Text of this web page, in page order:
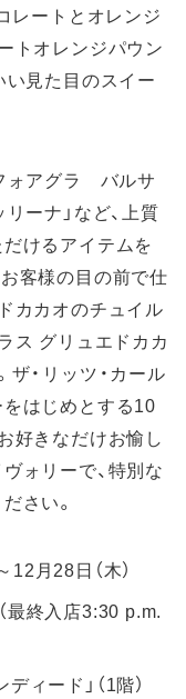
レートとオレンジ
トオレンジパウン
い見た目のスイー
ォアグラ バルサ
ーナ」など、上質
けるアイテムを
客様の目の前で仕
カカオのチュイル
ス グリュエドカカ
・リッツ・カール
はじめとする10
好きなだけお愉し
ォリーで、特別な
さい。
月28日（木）
終入店3:30 p.m.
ード」（1階）